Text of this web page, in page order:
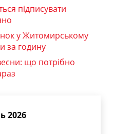
підписувати
у Житомирському
за годину
що потрібно
2026